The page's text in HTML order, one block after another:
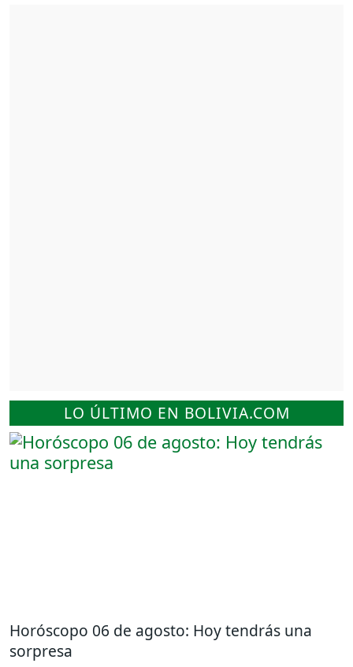
LO ÚLTIMO EN BOLIVIA.COM
Horóscopo 06 de agosto: Hoy tendrás una
sorpresa